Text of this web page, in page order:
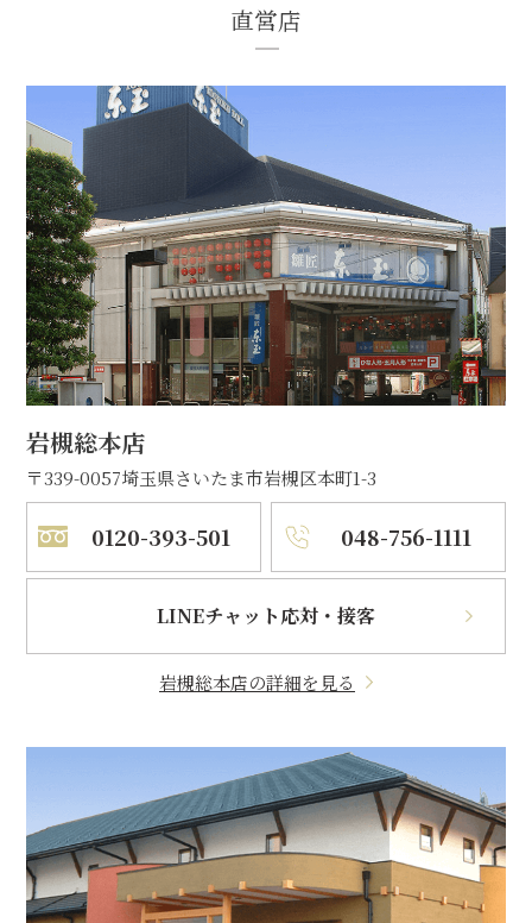
直営店
岩槻総本店
〒339-0057埼玉県さいたま市岩槻区本町1-3
0120-393-501 048-756-1111
LINEチャット応対・接客
岩槻総本店の詳細を見る